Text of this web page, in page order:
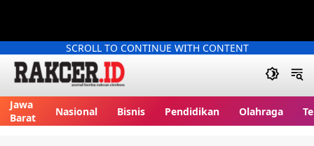
SCROLL TO CONTINUE WITH CONTENT
Jawa
Barat
Nasional Bisnis Pendidikan Olahraga